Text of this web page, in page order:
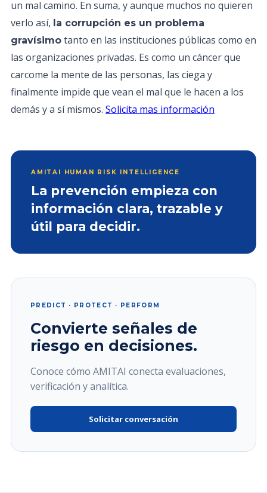
un mal camino. En suma, y aunque muchos no quieren
verlo así, la corrupción es un problema
gravísimo tanto en las instituciones públicas como en
las organizaciones privadas. Es como un cáncer que
carcome la mente de las personas, las ciega y
finalmente impide que vean el mal que le hacen a los
demás y a sí mismos. Solicita mas información
AMITAI HUMAN RISK INTELLIGENCE
La prevención empieza con
información clara, trazable y
útil para decidir.
PREDICT · PROTECT · PERFORM
Convierte señales de
riesgo en decisiones.
Conoce cómo AMITAI conecta evaluaciones,
verificación y analítica.
Solicitar conversación